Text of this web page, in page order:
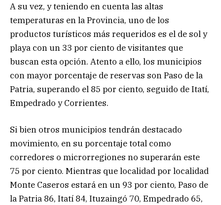
A su vez, y teniendo en cuenta las altas
temperaturas en la Provincia, uno de los
productos turísticos más requeridos es el de sol y
playa con un 33 por ciento de visitantes que
buscan esta opción. Atento a ello, los municipios
con mayor porcentaje de reservas son Paso de la
Patria, superando el 85 por ciento, seguido de Itatí,
Empedrado y Corrientes.
Si bien otros municipios tendrán destacado
movimiento, en su porcentaje total como
corredores o microrregiones no superarán este
75 por ciento. Mientras que localidad por localidad
Monte Caseros estará en un 93 por ciento, Paso de
la Patria 86, Itatí 84, Ituzaingó 70, Empedrado 65,